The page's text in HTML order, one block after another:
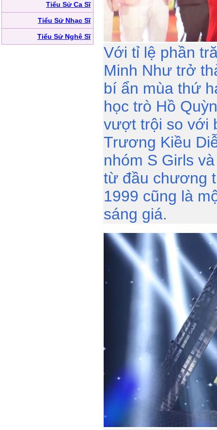
Tiểu Sử Ca Sĩ
Tiểu Sử Nhạc Sĩ
Tiểu Sử Nghệ Sĩ
Với tỉ lệ phần
Minh Như trở
bí ẩn mùa thứ
học trò Hồ
vượt trội so với
Trương Kiều
nhóm S Girls
từ đầu chương
1999 cũng là
sáng giá.